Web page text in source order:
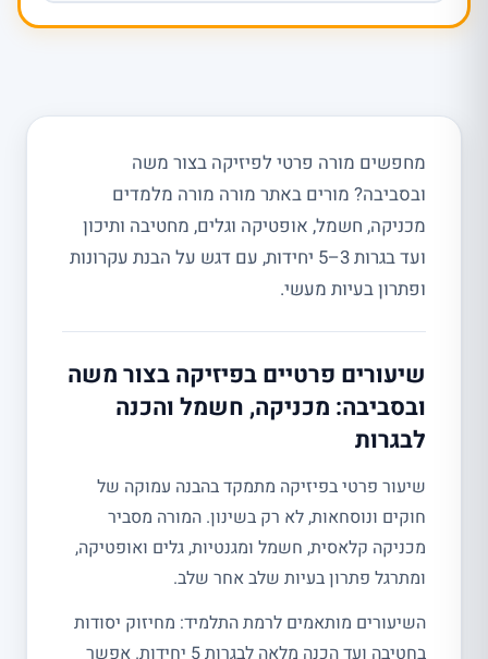
מחפשים מורה פרטי לפיזיקה בצור משה
ובסביבה? מורים באתר מורה מורה מלמדים
מכניקה, חשמל, אופטיקה וגלים, מחטיבה ותיכון
ועד בגרות 3–5 יחידות, עם דגש על הבנת עקרונות
ופתרון בעיות מעשי.
שיעורים פרטיים בפיזיקה בצור משה
ובסביבה: מכניקה, חשמל והכנה
לבגרות
שיעור פרטי בפיזיקה מתמקד בהבנה עמוקה של
חוקים ונוסחאות, לא רק בשינון. המורה מסביר
מכניקה קלאסית, חשמל ומגנטיות, גלים ואופטיקה,
ומתרגל פתרון בעיות שלב אחר שלב.
השיעורים מותאמים לרמת התלמיד: מחיזוק יסודות
בחטיבה ועד הכנה מלאה לבגרות 5 יחידות. אפשר